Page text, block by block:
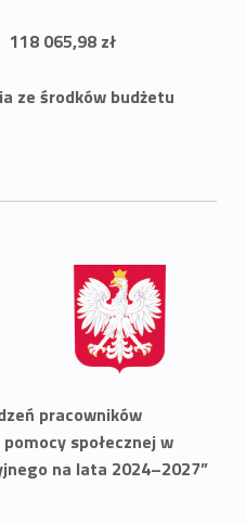
065,98 zł
ze środków budżetu
pracowników
społecznej w
na lata 2024–2027”